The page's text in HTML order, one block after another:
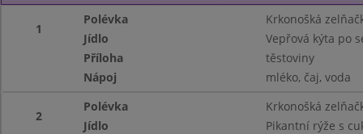
1
Polévka
Krkonošká
Jídlo
Vepřová kýta po
Příloha
těstoviny
Nápoj
mléko, čaj, voda
2
Polévka
Krkonošká
Jídlo
Pikantní rýže s